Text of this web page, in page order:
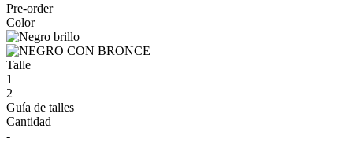
Pre-order
Color
Talle
1
2
Guía de talles
Cantidad
-